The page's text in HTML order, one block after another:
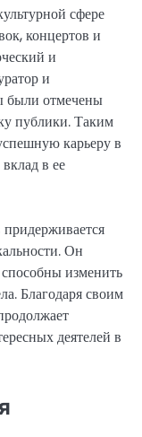
сфере
концертов и
и
и
были отмечены
публики. Таким
карьеру в
в ее
Он
способны изменить
Благодаря своим
деятелей в